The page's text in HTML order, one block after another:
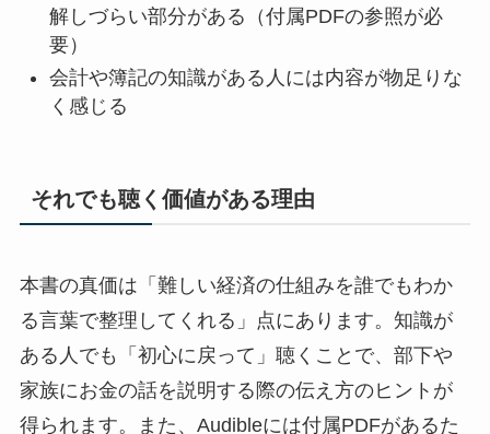
解しづらい部分がある（付属PDFの参照が必
要）
会計や簿記の知識がある人には内容が物足りな
く感じる
それでも聴く価値がある理由
本書の真価は「難しい経済の仕組みを誰でもわか
る言葉で整理してくれる」点にあります。知識が
ある人でも「初心に戻って」聴くことで、部下や
家族にお金の話を説明する際の伝え方のヒントが
得られます。また、Audibleには付属PDFがあるた